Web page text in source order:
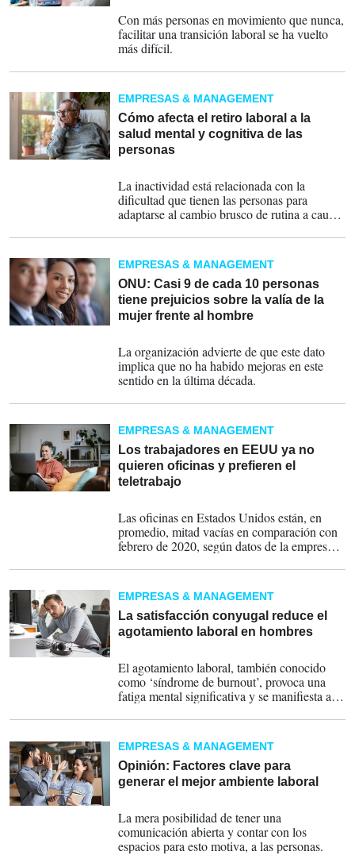
Con más personas en movimiento que nunca,
facilitar una transición laboral se ha vuelto
más difícil.
EMPRESAS & MANAGEMENT
Cómo afecta el retiro laboral a la
salud mental y cognitiva de las
personas
La inactividad está relacionada con la
dificultad que tienen las personas para
adaptarse al cambio brusco de rutina a causa
EMPRESAS & MANAGEMENT
ONU: Casi 9 de cada 10 personas
tiene prejuicios sobre la valía de la
mujer frente al hombre
La organización advierte de que este dato
implica que no ha habido mejoras en este
sentido en la última década.
EMPRESAS & MANAGEMENT
Los trabajadores en EEUU ya no
quieren oficinas y prefieren el
teletrabajo
Las oficinas en Estados Unidos están, en
promedio, mitad vacías en comparación con
febrero de 2020, según datos de la empresa
EMPRESAS & MANAGEMENT
La satisfacción conyugal reduce el
agotamiento laboral en hombres
El agotamiento laboral, también conocido
como ‘síndrome de burnout’, provoca una
fatiga mental significativa y se manifiesta a
EMPRESAS & MANAGEMENT
Opinión: Factores clave para
generar el mejor ambiente laboral
La mera posibilidad de tener una
comunicación abierta y contar con los
espacios para esto motiva, a las personas.